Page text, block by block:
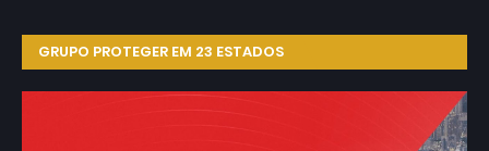
GRUPO PROTEGER EM 23 ESTADOS